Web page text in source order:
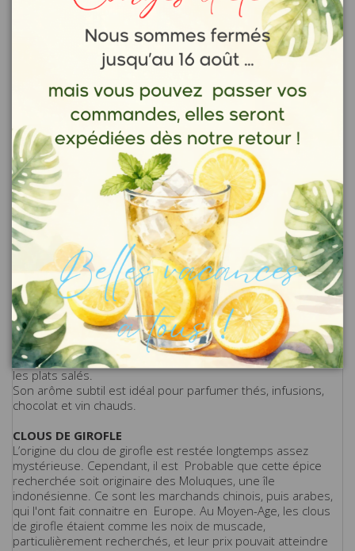
utilisée en médecine.
La cannelle est le fruit du cannelier, un arbre qui donne 2
autres épices : les baies et les feuilles de cannelier.
En séchant, l’écorce s’enroule et forme un bâton épicé très
prisé dans certaines cérémonies religieuses. Cette épice
faisait partie des épices utilisées par les Egyptiens pour
l’embaumement des morts.
La cannelle utilisée en médecine traditionnelle chinoise et
ayurvédique a de nombreuses vertus :
- Sa concentration en antioxydants lui donne des propriétés
anti-inflammatoires capables de soulager l’arthrose et la
goutte.
- Elle favorise la circulation sanguine.
- Elle fait baisser le taux de glycémie, elle est même
considérée comme l’insuline du pauvre en Asie. Elle
intéresse les chercheurs travaillant sur le diabète.
- Elle favorise le transit intestinal grâce à sa richesse en
fibres.
- Elle peut soulager les douleurs des règles.
- Elle lutte contre la mauvaise haleine.
On lui prête aussi des propriétés anti-nauséeuses et on
prétend que c’est un vermifuge naturel.
La cannelle, en occident, est très utilisée dans les desserts
sucrés. Dans la cuisine orientale, on la trouve surtout dans
les plats salés.
Son arôme subtil est idéal pour parfumer thés, infusions,
chocolat et vin chauds.
CLOUS DE GIROFLE
L’origine du clou de girofle est restée longtemps assez
mystérieuse. Cependant, il est Probable que cette épice
recherchée soit originaire des Moluques, une île
indonésienne. Ce sont les marchands chinois, puis arabes,
qui l'ont fait connaitre en Europe. Au Moyen-Age, les clous
de girofle étaient comme les noix de muscade,
particulièrement recherchés, et leur prix pouvait atteindre